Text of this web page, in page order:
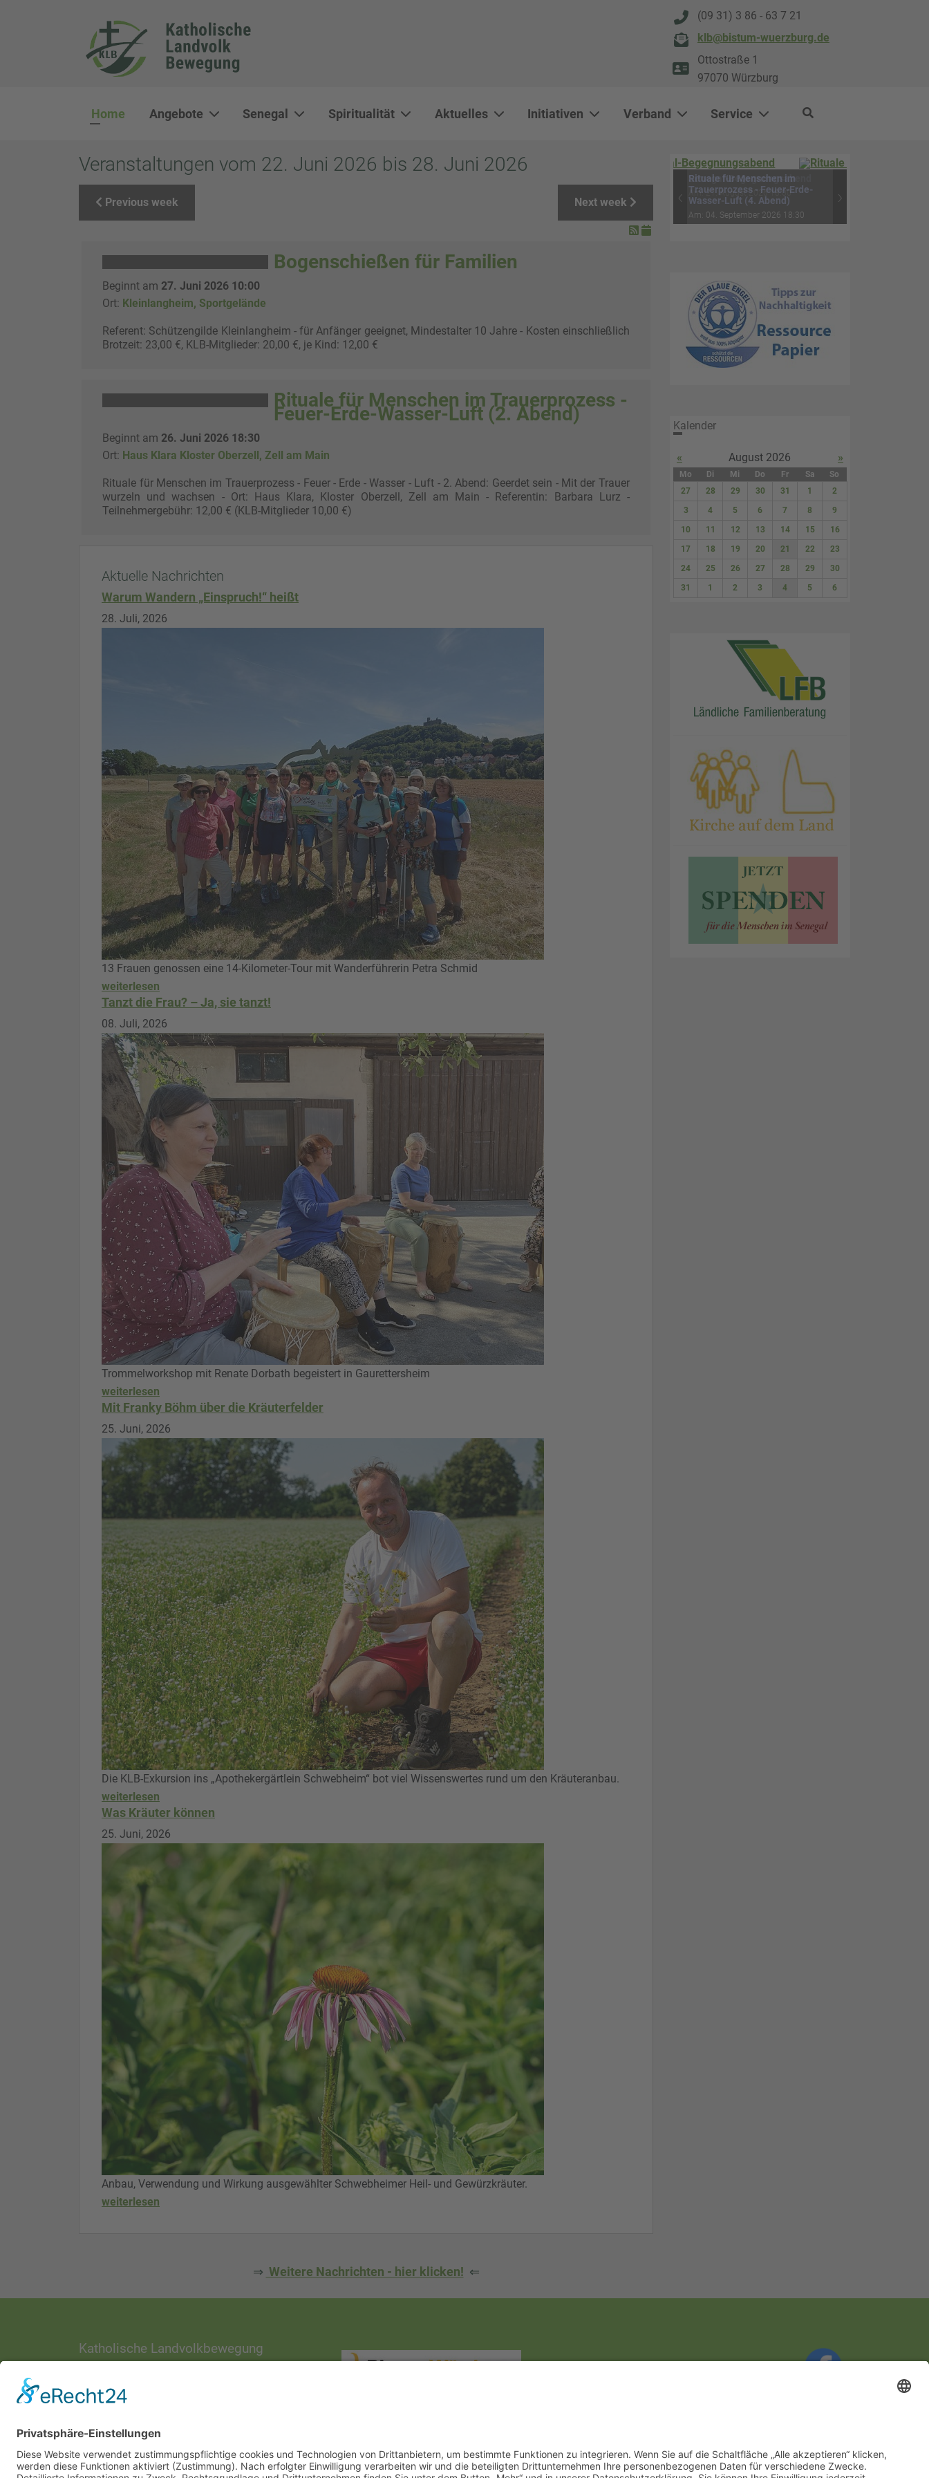
(09 31) 3 86 - 63 7 21
klb@bistum-wuerzburg.de
Ottostraße 1
97070 Würzburg
Home Angebote Senegal Spiritualität Aktuelles Initiativen Verband Service
WAL 3034 1800x500
WAL 8217 1800x500
20220730 115738 1800x500
20230911 165003 1800x500
DSC00568 1800x500
DSC 5882 DxO 1800x500
IMG 0711 1800x500
WAL 0061 1800x500
WAL 5484 1800x500
WAL 99591800x500
Veranstaltungen vom 22. Juni 2026 bis 28. Juni 2026
Previous week Next week
Bogenschießen für Familien
Beginnt am 27. Juni 2026 10:00
Ort: Kleinlangheim, Sportgelände
Referent: Schützengilde Kleinlangheim - für Anfänger geeignet, Mindestalter 10 Jahre - Kosten einschließlich
Brotzeit: 23,00 €, KLB-Mitglieder: 20,00 €, je Kind: 12,00 €
Rituale für Menschen im Trauerprozess -
Feuer-Erde-Wasser-Luft (2. Abend)
Beginnt am 26. Juni 2026 18:30
Ort: Haus Klara Kloster Oberzell, Zell am Main
Rituale für Menschen im Trauerprozess - Feuer - Erde - Wasser - Luft - 2. Abend: Geerdet sein - Mit der Trauer
wurzeln und wachsen - Ort: Haus Klara, Kloster Oberzell, Zell am Main - Referentin: Barbara Lurz -
Teilnehmergebühr: 12,00 € (KLB-Mitglieder 10,00 €)
Aktuelle Nachrichten
Warum Wandern „Einspruch!“ heißt
28. Juli, 2026
13 Frauen genossen eine 14-Kilometer-Tour mit Wanderführerin Petra Schmid
weiterlesen
Tanzt die Frau? – Ja, sie tanzt!
08. Juli, 2026
Trommelworkshop mit Renate Dorbath begeistert in Gaurettersheim
weiterlesen
Mit Franky Böhm über die Kräuterfelder
25. Juni, 2026
Die KLB-Exkursion ins „Apothekergärtlein Schwebheim“ bot viel Wissenswertes rund um den Kräuteranbau.
weiterlesen
Was Kräuter können
25. Juni, 2026
Anbau, Verwendung und Wirkung ausgewählter Schwebheimer Heil- und Gewürzkräuter.
weiterlesen
⇒ Weitere Nachrichten - hier klicken! ⇐
Rituale für Menschen im
Trauerprozess - Feuer-Erde-
Wasser-Luft (4. Abend)
‹ ›
« August 2026 »
Mo Di Mi Do Fr Sa
So
27
28 29 30 31 1
2
3
4 5 6 7 8
9
10
11 12 13 14 15
16
17
18 19 20 21 22
23
24
25 26 27 28 29
30
Katholische Landvolkbewegung
Ottostraße 1
DIREKT-KONTAKT